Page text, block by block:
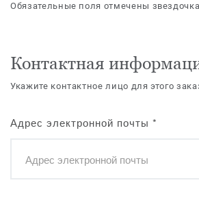
Обязательные поля отмечены
Контактная
Укажите контактное лицо для этого
Адрес электронной почты *